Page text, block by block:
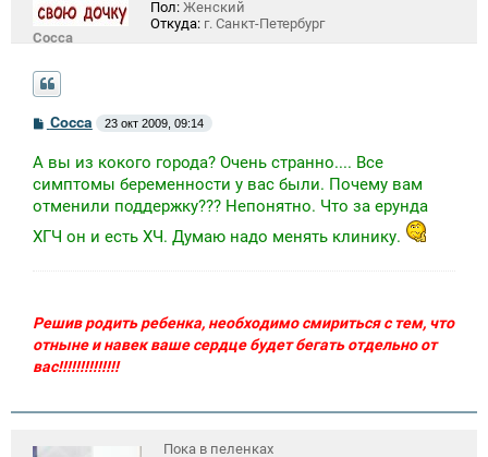
Сосcа
Пол: Женский
Откуда: г. Санкт-Петербург
С
о
б
щ
н
е
Сосcа 23 окт 2009, 09:14
А вы из кокого города? Очень странно.... Все
симптомы беременности у вас были. Почему вам
отменили поддержку??? Непонятно. Что за ерунда
ХГЧ он и есть ХЧ. Думаю надо менять клинику.
Решив родить ребенка, необходимо смириться с тем, что
отныне и навек ваше сердце будет бегать отдельно от
вас!!!!!!!!!!!!!!
Пока в пеленках